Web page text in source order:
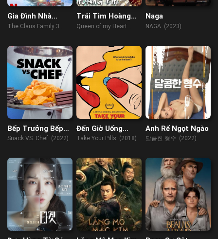
Gia Đình Nhà
Claus 3
The Claus Family 3
Trái Tim Hoàng
Phi
Queen of my Heart
Naga
NAGA (2023)
Bếp Trưởng Bếp
Ăn Vặt
Snack VS. Chef (2022)
Đến Giờ Uống
Thuốc
Take Your Pills (2018)
Anh Rể Ngọt Ngào
달콤한 형수 (2022)